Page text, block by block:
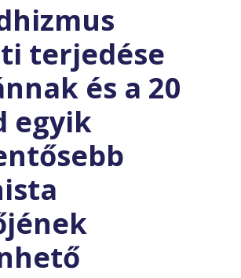
terjedése
és a 20
egyik